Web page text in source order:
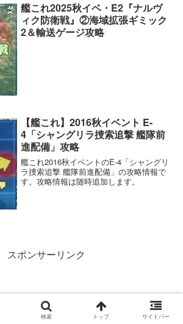
艦これ2025秋イベ・E2『ナルヴ
ィク防衛戦』②海域拡張ギミック
2＆輸送ゲージ攻略
【艦これ】2016秋イベント E-
4「シャングリラ捜索追撃 艦隊前
進配備」攻略
艦これ2016秋イベントのE-4「シャングリ
ラ捜索追撃 艦隊前進配備」の攻略情報で
す。攻略情報は随時追加します。
スポンサーリンク
検索 トップ サイドバー